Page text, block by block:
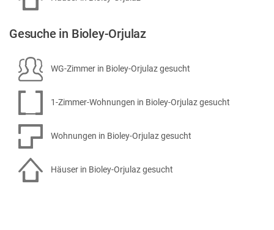
Gesuche in Bioley-Orjulaz
WG-Zimmer in Bioley-Orjulaz gesucht
1-Zimmer-Wohnungen in Bioley-Orjulaz gesucht
Wohnungen in Bioley-Orjulaz gesucht
Häuser in Bioley-Orjulaz gesucht